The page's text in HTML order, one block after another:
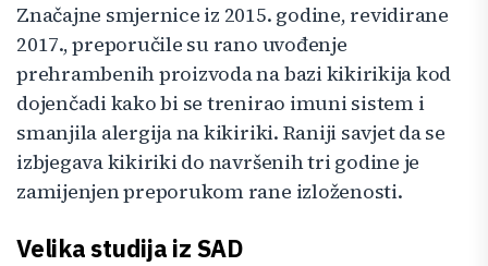
Značajne smjernice iz 2015. godine, revidirane
2017., preporučile su rano uvođenje
prehrambenih proizvoda na bazi kikirikija kod
dojenčadi kako bi se trenirao imuni sistem i
smanjila alergija na kikiriki. Raniji savjet da se
izbjegava kikiriki do navršenih tri godine je
zamijenjen preporukom rane izloženosti.
Velika studija iz SAD